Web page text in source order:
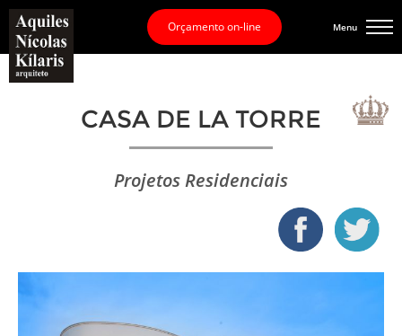
Orçamento on-line Menu
CASA DE LA TORRE
Projetos Residenciais